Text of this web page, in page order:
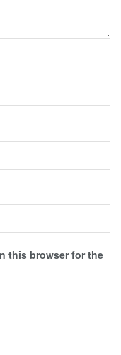
this browser for the